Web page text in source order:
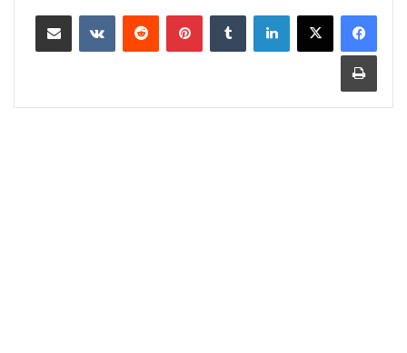
لينكدإن بينتيريست